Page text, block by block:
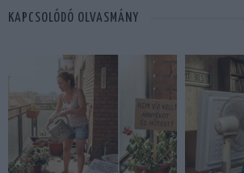
KAPCSOLÓDÓ OLVASMÁNY